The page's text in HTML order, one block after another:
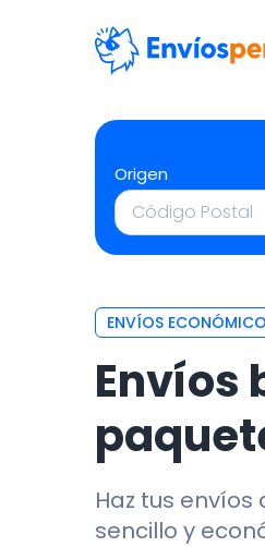
Origen
ENVÍOS
Envíos
Haz tus envíos
sencillo y